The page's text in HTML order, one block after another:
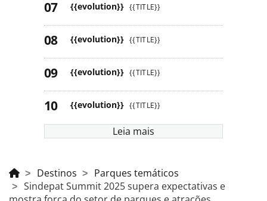
{{evolution}} {{TITLE}}
{{evolution}} {{TITLE}}
{{evolution}} {{TITLE}}
{{evolution}} {{TITLE}}
Leia mais
Destinos
Parques temáticos
Sindepat Summit 2025 supera expectativas e